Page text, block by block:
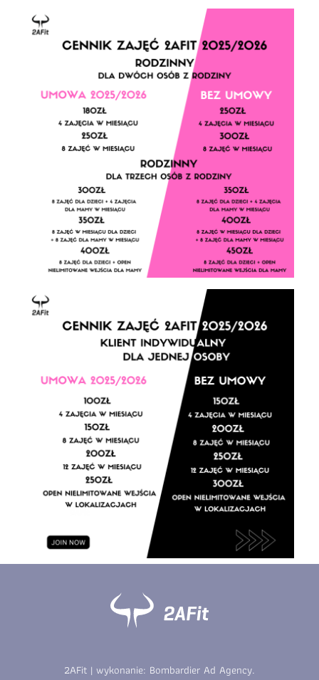
2AFit | wykonanie: Bombardier Ad Agency.